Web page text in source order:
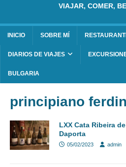
VIAJAR, COMER,
INICIO SOBRE MÍ
DIARIOS DE VIAJES
BULGARIA
principiano
LXX Cata Ribeira
Daporta
05/02/2023 admin